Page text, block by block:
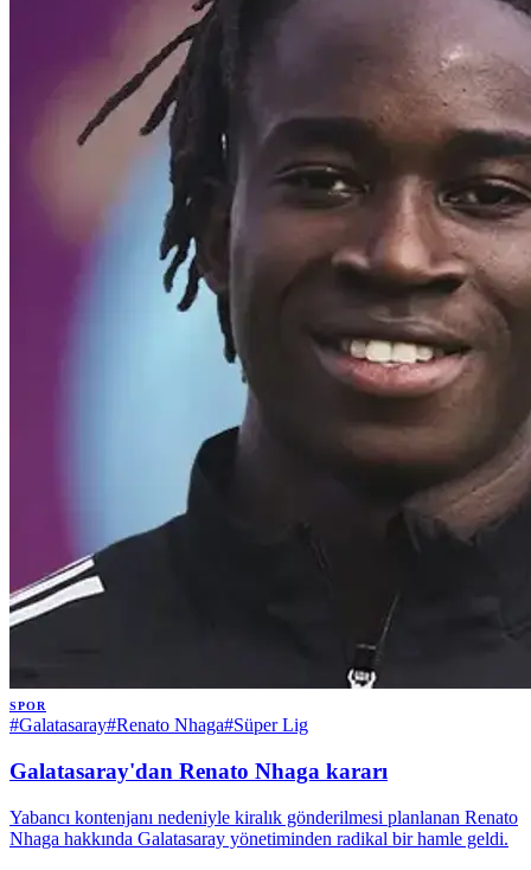
SPOR
#Galatasaray#Renato Nhaga#Süper Lig
Galatasaray'dan Renato Nhaga kararı
Yabancı kontenjanı nedeniyle kiralık gönderilmesi planlanan Renato
Nhaga hakkında Galatasaray yönetiminden radikal bir hamle geldi.